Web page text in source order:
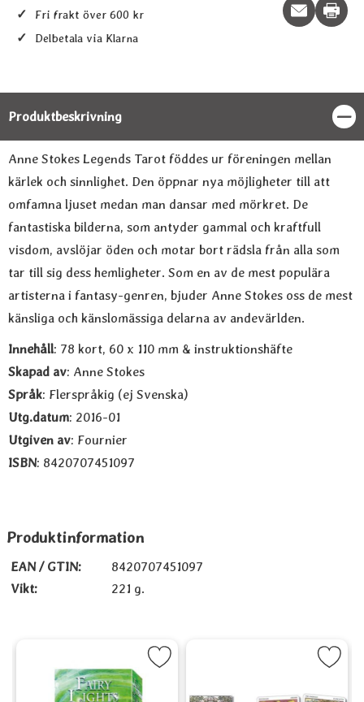
✓ Fri frakt över 600 kr
✓ Delbetala via Klarna
Print
Produktbeskrivning
Produktbeskrivning
Anne Stokes Legends Tarot föddes ur föreningen mellan
kärlek och sinnlighet. Den öppnar nya möjligheter till att
omfamna ljuset medan man dansar med mörkret. De
fantastiska bilderna, som antyder gammal och kraftfull
visdom, avslöjar öden och motar bort rädsla från alla som
tar till sig dess hemligheter. Som en av de mest populära
artisterna i fantasy-genren, bjuder Anne Stokes oss de mest
känsliga och känslomässiga delarna av andevärlden.
Innehåll: 78 kort, 60 x 110 mm & instruktionshäfte
Skapad av: Anne Stokes
Språk: Flerspråkig (ej Svenska)
Utg.datum: 2016-01
Utgiven av: Fournier
ISBN: 8420707451097
Produktinformation
EAN / GTIN:
8420707451097
Vikt:
221 g.
Markera Fairy Lights Tarot som favoritMarkera Art Nouveau